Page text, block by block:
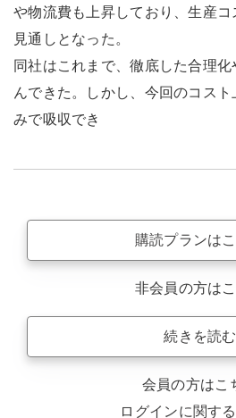
や物流費も上昇しており、生産
見通しとなった。
同社はこれまで、徹底した合理
んできた。しかし、今回のコス
みで吸収でき
購読プランは
非会員の方は
続きを読む
会員の方はこ
ログインに関す